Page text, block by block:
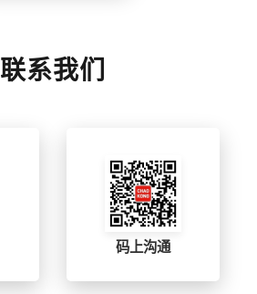
联系我们
码上沟通